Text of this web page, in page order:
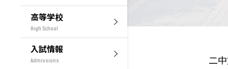
高等学校
High School
入試情報
Admissions
二